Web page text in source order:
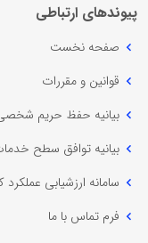
پیوندهای ارتباطی
صفحه نخست
قوانین و مقررات
بیانیه حفظ حریم
بیانیه توافق سطح
سامانه ارزشیابی عملکرد
فرم تماس با ما